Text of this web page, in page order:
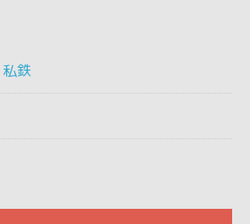
私鉄